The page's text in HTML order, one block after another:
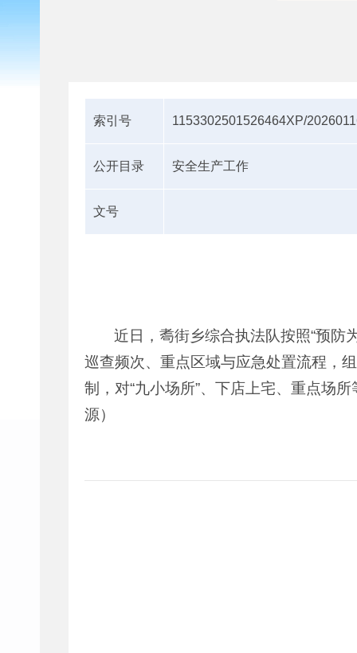
索引号 1153302501526464XP/
公开目录 安全生产工作
文号
近日，耈街乡综合执法队按照“预防
巡查频次、重点区域与应急处置流程，
制，对“九小场所”、下店上宅、重点场
源）